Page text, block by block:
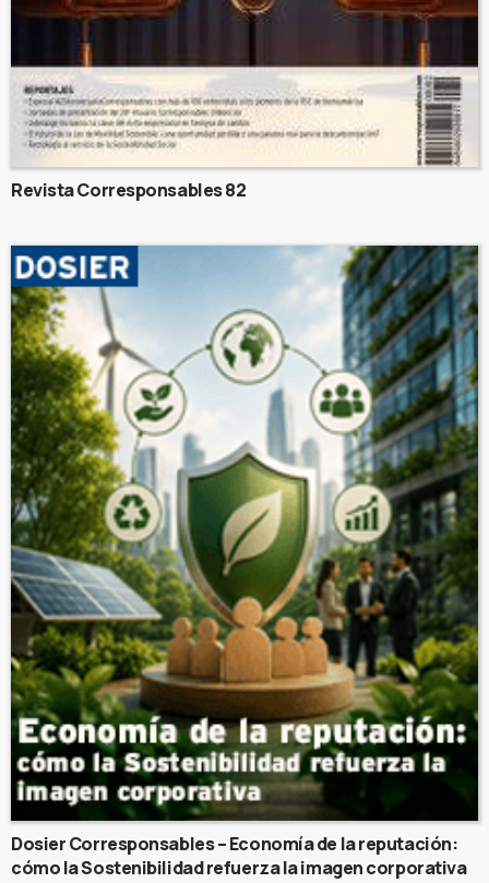
Revista Corresponsables 82
Dosier Corresponsables – Economía de la reputación:
cómo la Sostenibilidad refuerza la imagen corporativa